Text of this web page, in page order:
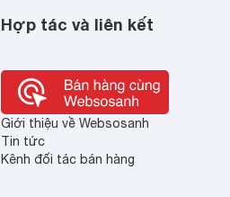
Hợp tác và liên kết
Giới thiệu về Websosanh
Tin tức
Kênh đối tác bán hàng